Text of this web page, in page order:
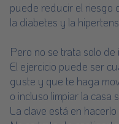
puede reducir el riesgo
la diabetes y la
Pero no se trata solo de
El ejercicio puede ser
guste y que te haga
o incluso limpiar la casa
La clave está en